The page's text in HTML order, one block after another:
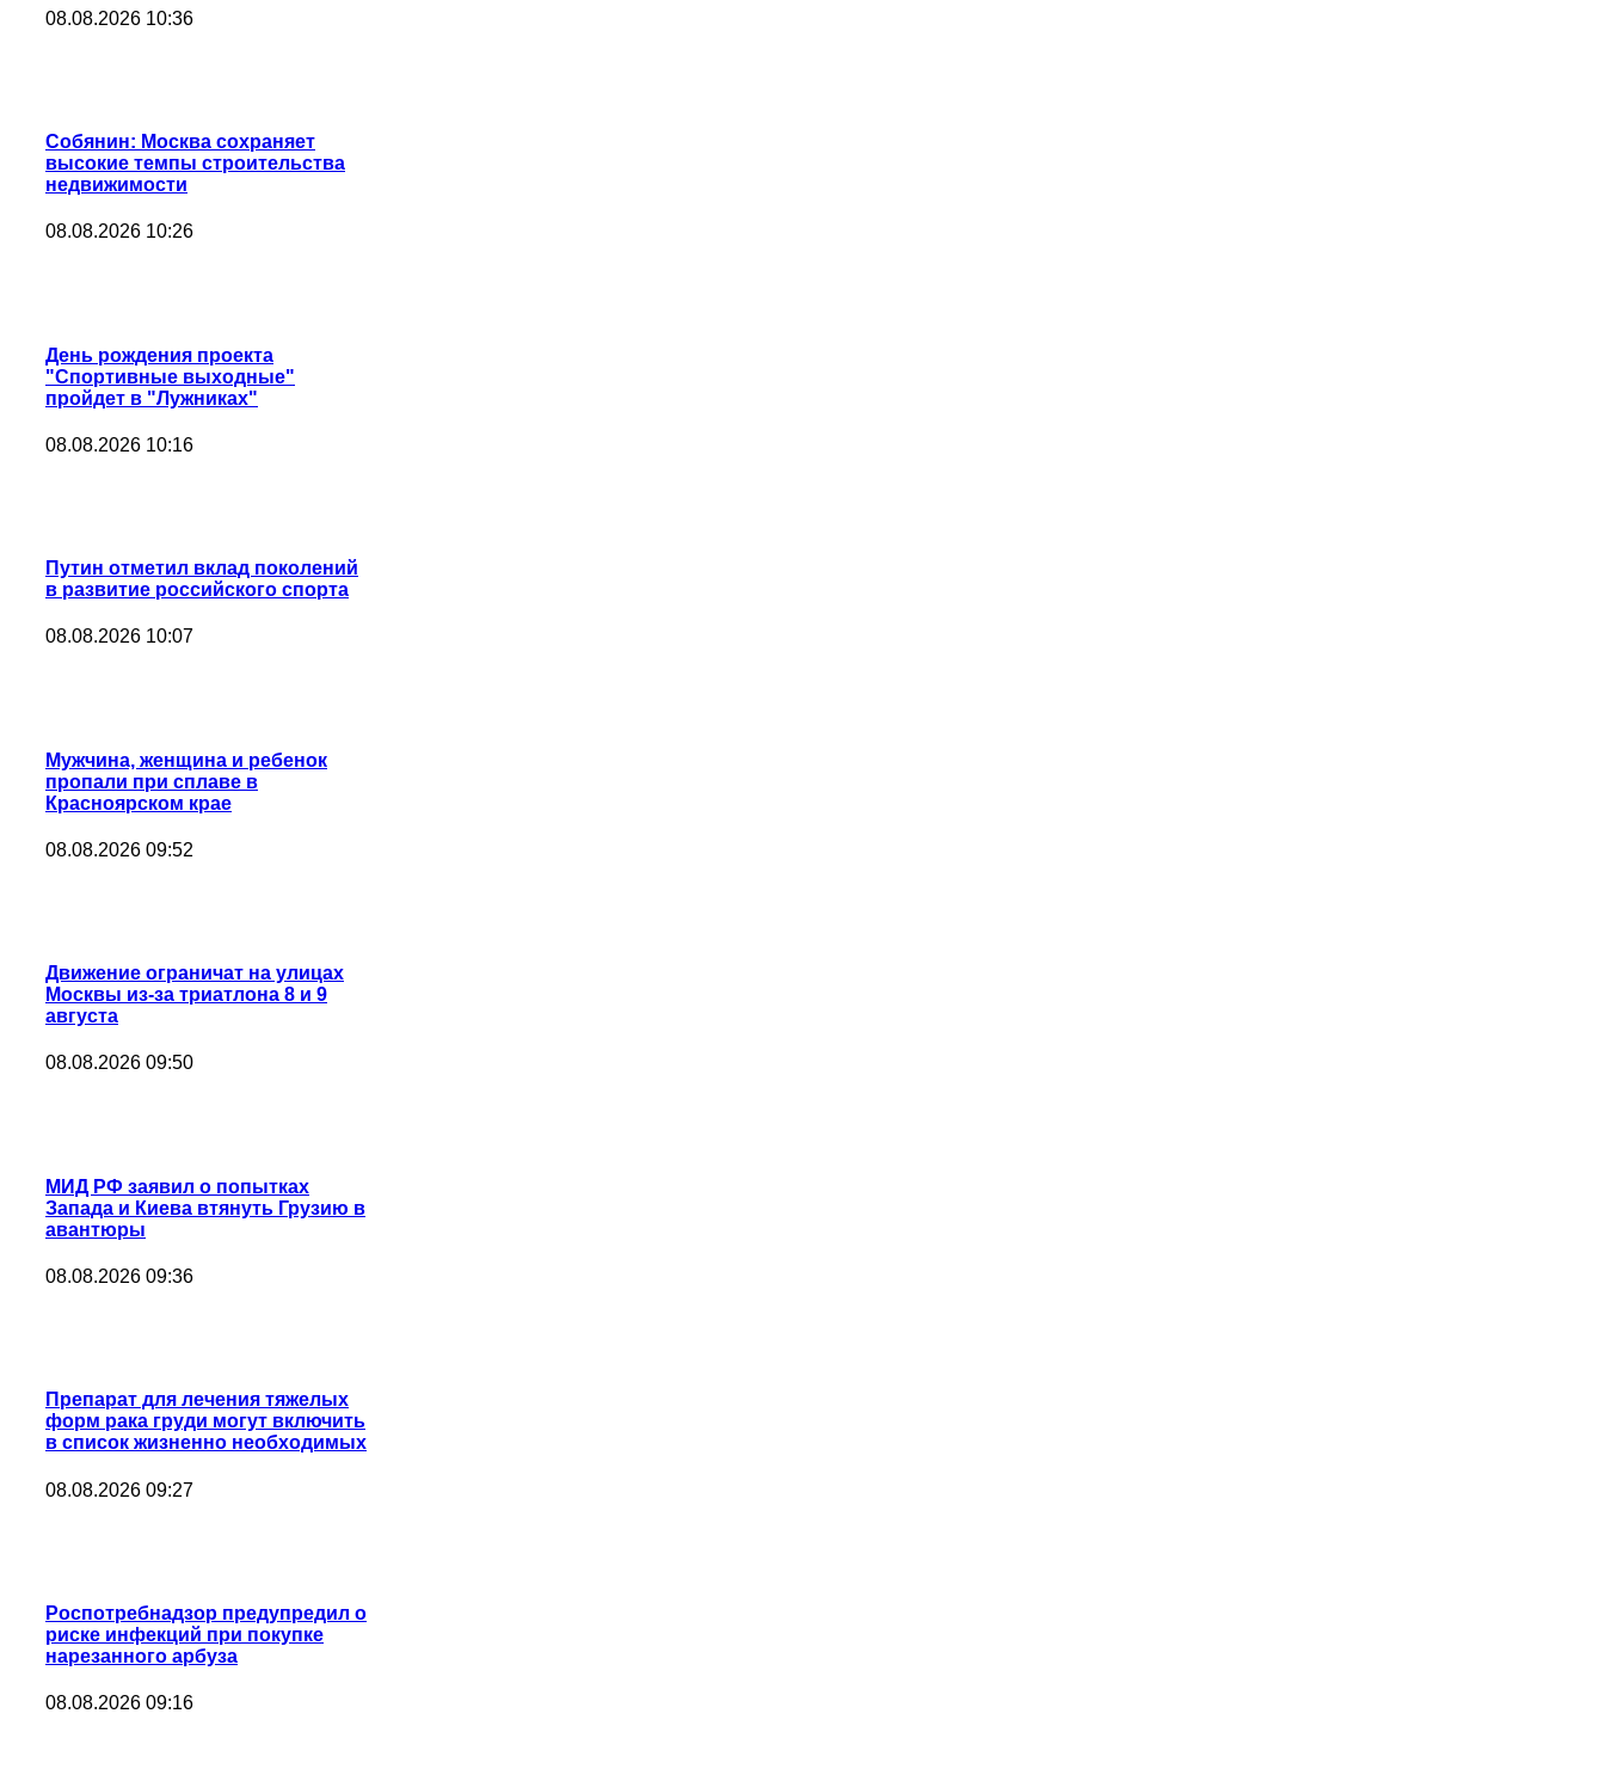
08.08.2026 10:36
Собянин: Москва сохраняет
высокие темпы строительства
недвижимости
08.08.2026 10:26
День рождения проекта
"Спортивные выходные"
пройдет в "Лужниках"
08.08.2026 10:16
Путин отметил вклад поколений
в развитие российского спорта
08.08.2026 10:07
Мужчина, женщина и ребенок
пропали при сплаве в
Красноярском крае
08.08.2026 09:52
Движение ограничат на улицах
Москвы из-за триатлона 8 и 9
августа
08.08.2026 09:50
МИД РФ заявил о попытках
Запада и Киева втянуть Грузию в
авантюры
08.08.2026 09:36
Препарат для лечения тяжелых
форм рака груди могут включить
в список жизненно необходимых
08.08.2026 09:27
Роспотребнадзор предупредил о
риске инфекций при покупке
нарезанного арбуза
08.08.2026 09:16